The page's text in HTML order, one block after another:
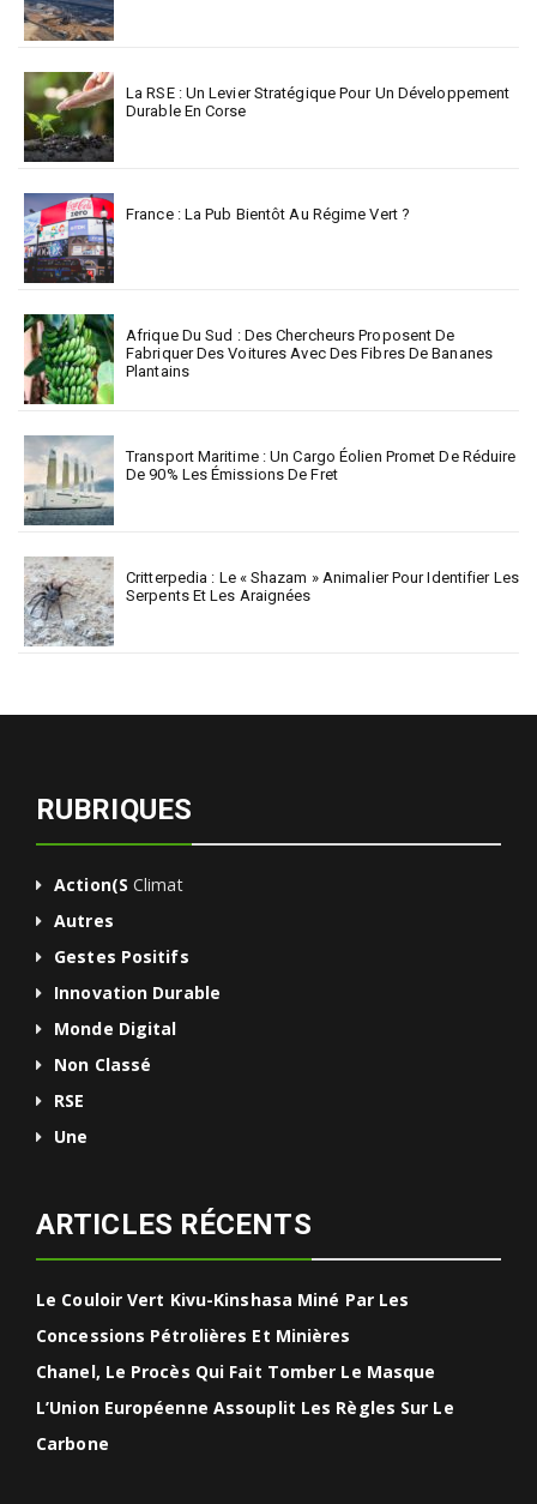
La RSE : Un Levier Stratégique Pour Un Développement
Durable En Corse
France : La Pub Bientôt Au Régime Vert ?
Afrique Du Sud : Des Chercheurs Proposent De
Fabriquer Des Voitures Avec Des Fibres De Bananes
Plantains
Transport Maritime : Un Cargo Éolien Promet De Réduire
De 90% Les Émissions De Fret
Critterpedia : Le « Shazam » Animalier Pour Identifier Les
Serpents Et Les Araignées
RUBRIQUES
Action(s Climat
Autres
Gestes Positifs
Innovation Durable
Monde Digital
Non Classé
RSE
Une
ARTICLES RÉCENTS
Le Couloir Vert Kivu-Kinshasa Miné Par Les
Concessions Pétrolières Et Minières
Chanel, Le Procès Qui Fait Tomber Le Masque
L’Union Européenne Assouplit Les Règles Sur Le
Carbone